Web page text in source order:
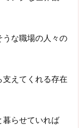
うな職場の人々の
支えてくれる存在
暮らせていれば